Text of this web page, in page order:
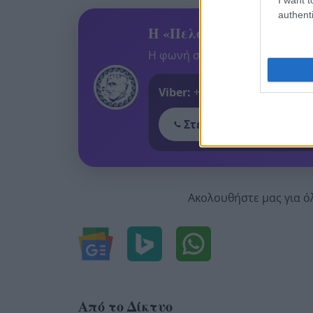
Η «Πελοπόννησος» και
Η φωνή σου έχει δύναμη –
Viber: +306909196125
Στείλε μήνυμα στο
Ακολουθήστε μας για
Από το Δίκτυο